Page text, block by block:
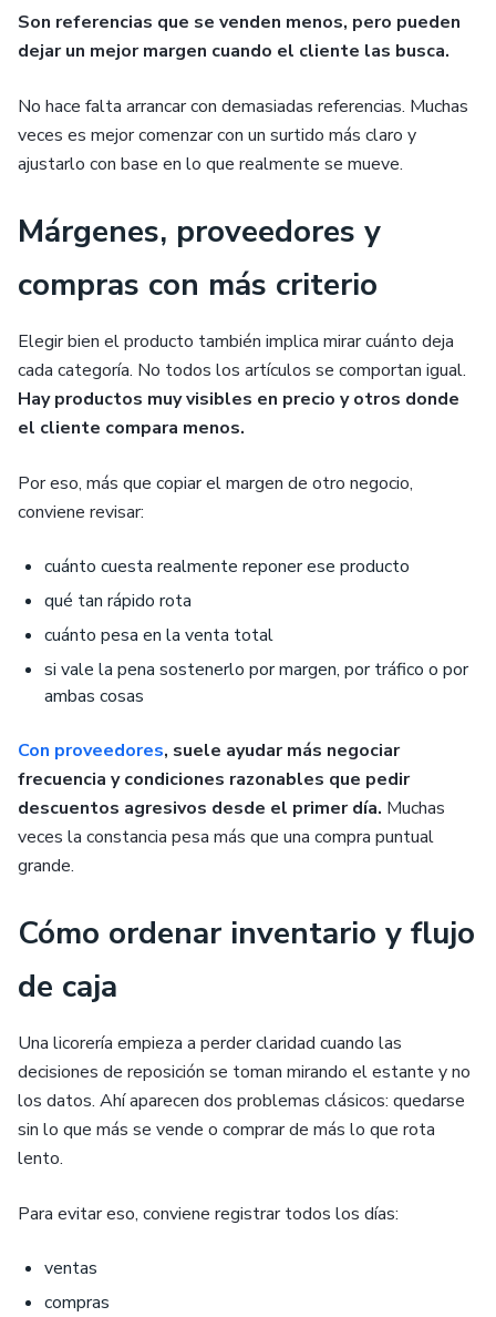
Son referencias que se venden menos, pero pueden
dejar un mejor margen cuando el cliente las busca.
No hace falta arrancar con demasiadas referencias. Muchas
veces es mejor comenzar con un surtido más claro y
ajustarlo con base en lo que realmente se mueve.
Márgenes, proveedores y
compras con más criterio
Elegir bien el producto también implica mirar cuánto deja
cada categoría. No todos los artículos se comportan igual.
Hay productos muy visibles en precio y otros donde
el cliente compara menos.
Por eso, más que copiar el margen de otro negocio,
conviene revisar:
cuánto cuesta realmente reponer ese producto
qué tan rápido rota
cuánto pesa en la venta total
si vale la pena sostenerlo por margen, por tráfico o por
ambas cosas
Con proveedores, suele ayudar más negociar
frecuencia y condiciones razonables que pedir
descuentos agresivos desde el primer día. Muchas
veces la constancia pesa más que una compra puntual
grande.
Cómo ordenar inventario y flujo
de caja
Una licorería empieza a perder claridad cuando las
decisiones de reposición se toman mirando el estante y no
los datos. Ahí aparecen dos problemas clásicos: quedarse
sin lo que más se vende o comprar de más lo que rota
lento.
Para evitar eso, conviene registrar todos los días:
ventas
compras